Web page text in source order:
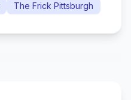
The Frick Pittsburgh